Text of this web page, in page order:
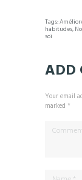
Tags:
habitudes,
soi
ADD
Your email
marked *